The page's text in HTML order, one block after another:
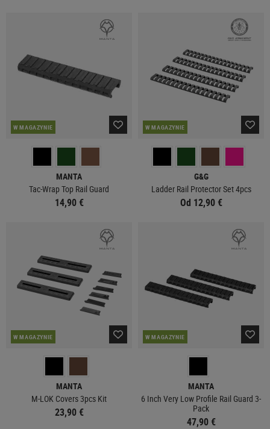
W MAGAZYNIE
MANTA
Tac-Wrap Top Rail Guard
14,90 €
W MAGAZYNIE
G&G
Ladder Rail Protector Set 4pcs
Od 12,90 €
W MAGAZYNIE
MANTA
M-LOK Covers 3pcs Kit
23,90 €
W MAGAZYNIE
MANTA
6 Inch Very Low Profile Rail Guard 3-
Pack
47,90 €